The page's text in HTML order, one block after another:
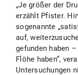
„Je größer der
erzählt Pfister.
sogenannte
auf,
gefunden haben
Flöhe haben“,
Untersuchungen